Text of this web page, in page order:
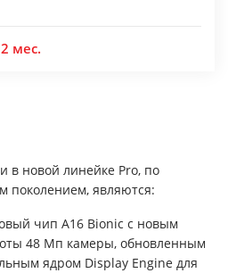
мес.
новой линейке Pro, по
являются:
чип A16 Bionic с новым
48 Мп камеры, обновленным
ядром Display Engine для